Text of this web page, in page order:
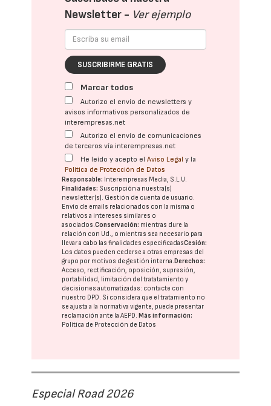
Newsletter - Ver ejemplo
SUSCRIBIRME GRATIS
Marcar todos
Autorizo el envío de newsletters y
avisos informativos personalizados de
interempresas.net
Autorizo el envío de comunicaciones
de terceros vía interempresas.net
He leído y acepto elAviso Legal y la
Política de Protección de Datos
Responsable: Interempresas Media, S.L.U.
Finalidades: Suscripción a nuestra(s)
newsletter(s). Gestión de cuenta de usuario.
Envío de emails relacionados con la misma o
relativos a intereses similares o
asociados.Conservación: mientras dure la
relación con Ud., o mientras sea necesario para
llevar a cabo las finalidades especificadasCesión:
Los datos pueden cederse a otras empresas del
grupo por motivos de gestión interna.Derechos:
Acceso, rectificación, oposición, supresión,
portabilidad, limitación del tratatamiento y
decisiones automatizadas: contacte con
nuestro DPD. Si considera que el tratamiento no
se ajusta a la normativa vigente, puede presentar
reclamación ante laAEPD.Más información:
Política de Protección de Datos
Especial Road 2026